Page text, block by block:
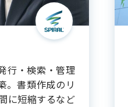
行・検索・管理
。書類作成のリ
に短縮するなど